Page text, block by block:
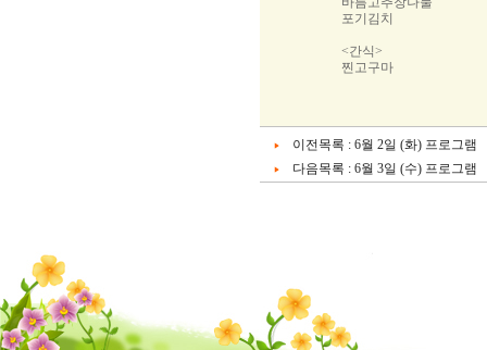
포기김치
<간식>
찐고구마
이전목록 : 6월 2일 (화) 프로그램
다음목록 : 6월 3일 (수) 프로그램